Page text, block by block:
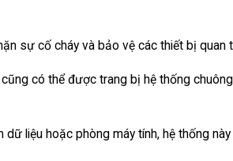
sự cố cháy và bảo vệ các thiết bị quan
có thể được trang bị hệ thống
liệu hoặc phòng máy tính, hệ thống